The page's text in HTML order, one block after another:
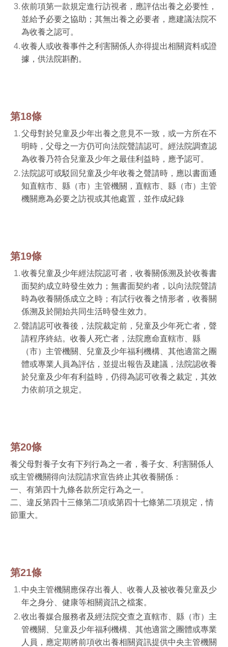
依前項第一款規定進行訪視者，應評估出養之必要性，
並給予必要之協助；其無出養之必要者，應建議法院不
為收養之認可。
收養人或收養事件之利害關係人亦得提出相關資料或證
據，供法院斟酌。
第18條
父母對於兒童及少年出養之意見不一致，或一方所在不
明時，父母之一方仍可向法院聲請認可。經法院調查認
為收養乃符合兒童及少年之最佳利益時，應予認可。
法院認可或駁回兒童及少年收養之聲請時，應以書面通
知直轄市、縣（市）主管機關，直轄市、縣（市）主管
機關應為必要之訪視或其他處置，並作成紀錄
第19條
收養兒童及少年經法院認可者，收養關係溯及於收養書
面契約成立時發生效力；無書面契約者，以向法院聲請
時為收養關係成立之時；有試行收養之情形者，收養關
係溯及於開始共同生活時發生效力。
聲請認可收養後，法院裁定前，兒童及少年死亡者，聲
請程序終結。收養人死亡者，法院應命直轄市、縣
（市）主管機關、兒童及少年福利機構、其他適當之團
體或專業人員為評估，並提出報告及建議，法院認收養
於兒童及少年有利益時，仍得為認可收養之裁定，其效
力依前項之規定。
第20條
養父母對養子女有下列行為之一者，養子女、利害關係人
或主管機關得向法院請求宣告終止其收養關係：
一、有第四十九條各款所定行為之一。
二、違反第四十三條第二項或第四十七條第二項規定，情
節重大。
第21條
中央主管機關應保存出養人、收養人及被收養兒童及少
年之身分、健康等相關資訊之檔案。
收出養媒合服務者及經法院交查之直轄市、縣（市）主
管機關、兒童及少年福利機構、其他適當之團體或專業
人員，應定期將前項收出養相關資訊提供中央主管機關